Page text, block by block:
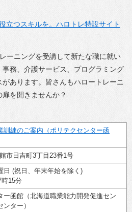
立つスキルを。ハロトレ特設サイト
ーニングを受講して新たな職に就い
務、介護サービス、プログラミング
あります。皆さんもハロートレーニ
を開きませんか？
訓練のご案内（ポリテクセンター函
市日吉町3丁目23番1号
日 (祝日、年末年始を除く)
15分
ー函館（北海道職業能力開発促進セン
ター）